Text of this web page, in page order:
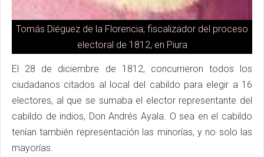
Tomás Diéguez de la Florencia, fiscalizador del proceso
electoral de 1812, en Piura
El 28 de diciembre de 1812, concurrieron todos los
ciudadanos citados al local del cabildo para elegir a 16
electores, al que se sumaba el elector representante del
cabildo de indios, Don Andrés Ayala. O sea en el cabildo
tenían también representación las minorías, y no solo las
mayorías.